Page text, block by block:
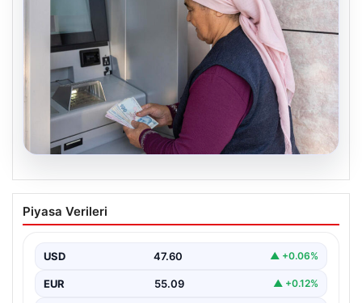
Emekli maaşı ödemeleri ne zaman
yatacak? SGK, Bağ-Kur, Emekli Sandığı
Piyasa Verileri
USD 47.60 ▲ +0.06%
EUR 55.09 ▲ +0.12%